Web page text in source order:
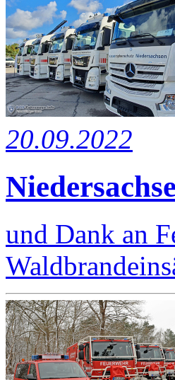
20.09.2022
und Dank an